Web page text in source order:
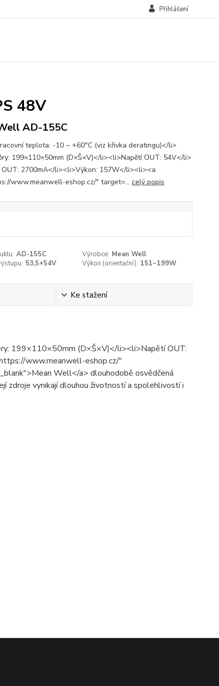
Přihlášení
48V
AD-155C
teplota: -10 ~ +60°C (viz křivka deratingu)</li>
199×110×50mm (D×Š×V)</li><li>Napětí OUT: 54V</li>
OUT: 2700mA</li><li>Výkon: 157W</li><li><a
www.meanwell-eshop.cz/" target=... celý popis
AD-155C Výrobce: Mean Well
53,5+54V Výkon (orientační): 151~199W
Ke stažení
199×110×50mm (D×Š×V)</li><li>Napětí OUT:
www.meanwell-eshop.cz/"
Well</a> dlouhodobě osvědčená
zdroje vynikají dlouhou životností a spolehlivostí i